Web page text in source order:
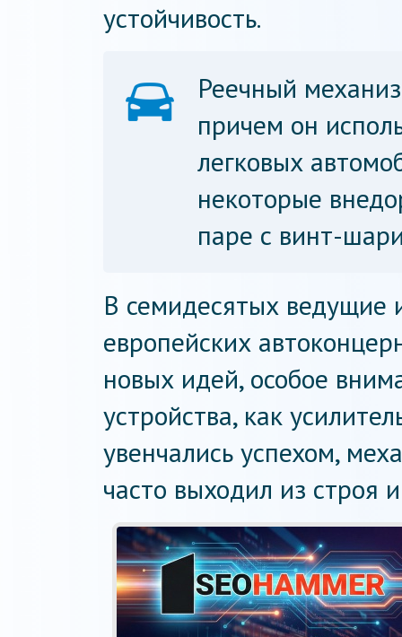
устойчивость.
Реечный
причем он
легковых
некоторые
паре с винт-
В семидесятых ведущие
европейских
новых идей, особое
устройства, как
увенчались успехом,
часто выходил из строя